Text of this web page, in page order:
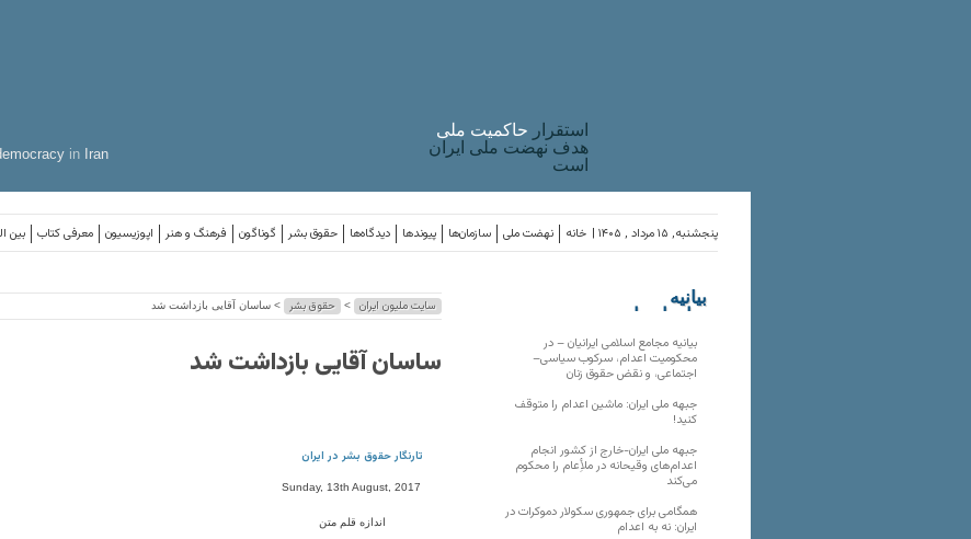
in Iran
استقرار حاکميت ملی
هدف نهضت ملی ایران
است
بین معرفی کتاب اپوزیسیون فرهنگ و هنر گوناگون حقوق بشر دیدگاه‌ها پیوندها سازمان‌ها نهضت ملی خانه پنجشنبه, ۱۵ مرداد , ۱۴۰۵ |
سایت ملیون ایران > حقوق بشر > ساسان آقایی بازداشت شد
ساسان آقایی بازداشت شد
تارنگار حقوق بشر در ایران
Sunday, 13th August, 2017
اندازه قلم متن
بیانیه
سازمان‌های
بیانیه مجامع اسلامی ایرانیان – در
محکومیت اعدام، سرکوب سیاسی–
اجتماعی، و نقض حقوق زنان
جبهه ملی ایران: ماشین اعدام را متوقف
کنید!
جبهه ملی ایران-خارج از کشور انجام
اعدام‌های وقیحانه در ملأِعام را محکوم
می‌کند
همگامی برای جمهوری سکولار دموکرات در
ایران: نه به اعدام